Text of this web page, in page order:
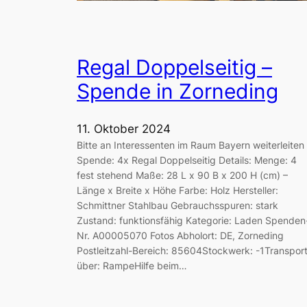
Regal Doppelseitig –
Spende in Zorneding
11. Oktober 2024
Bitte an Interessenten im Raum Bayern weiterleiten
Spende: 4x Regal Doppelseitig Details: Menge: 4
fest stehend Maße: 28 L x 90 B x 200 H (cm) –
Länge x Breite x Höhe Farbe: Holz Hersteller:
Schmittner Stahlbau Gebrauchsspuren: stark
Zustand: funktionsfähig Kategorie: Laden
Nr. A00005070 Fotos Abholort: DE, Zorneding
Postleitzahl-Bereich: 85604Stockwerk: -1Transport
über: RampeHilfe beim…